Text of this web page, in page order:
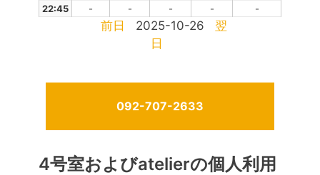
22:45
- - - - -
前日 2025-10-26
翌
日
092-707-2633
4号室およびatelierの個人利用